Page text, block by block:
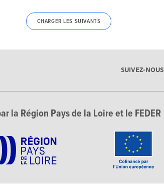
CHARGER LES SUIVANTS
SUIVEZ-NOUS
la Région Pays de la Loire et le FEDER